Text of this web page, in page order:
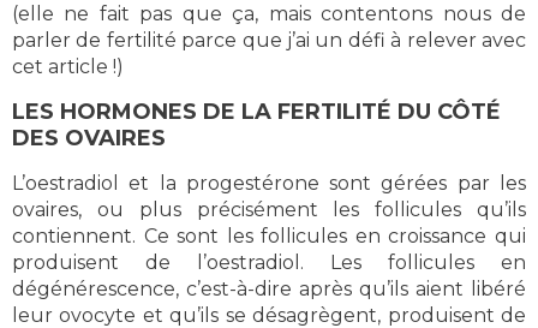
(elle ne fait pas que ça, mais contentons nous de
parler de fertilité parce que j’ai un défi à relever avec
cet article !)
LES HORMONES DE LA FERTILITÉ DU CÔTÉ
DES OVAIRES
L’oestradiol et la progestérone sont gérées par les
ovaires, ou plus précisément les follicules qu’ils
contiennent. Ce sont les follicules en croissance qui
produisent de l’oestradiol. Les follicules en
dégénérescence, c’est-à-dire après qu’ils aient libéré
leur ovocyte et qu’ils se désagrègent, produisent de